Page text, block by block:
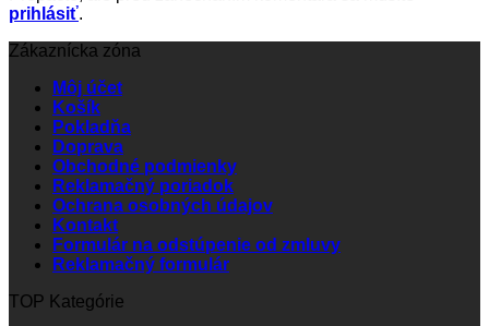
prihlásiť.
Zákaznícka zóna
Môj účet
Košík
Pokladňa
Doprava
Obchodné podmienky
Reklamačný poriadok
Ochrana osobných údajov
Kontakt
Formulár na odstúpenie od zmluvy
Reklamačný formulár
TOP Kategórie